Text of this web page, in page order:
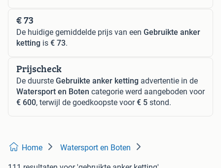
€ 73
De huidige gemiddelde prijs van een Gebruikte anker
ketting is € 73.
Prijscheck
De duurste Gebruikte anker ketting advertentie in de
Watersport en Boten categorie werd aangeboden voor
€ 600, terwijl de goedkoopste voor€ 5 stond.
Home Watersport en Boten